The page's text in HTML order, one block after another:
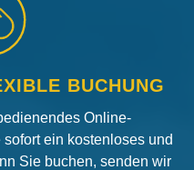
BUCHUNG
Online-
ein kostenloses und
Sie buchen, senden wir